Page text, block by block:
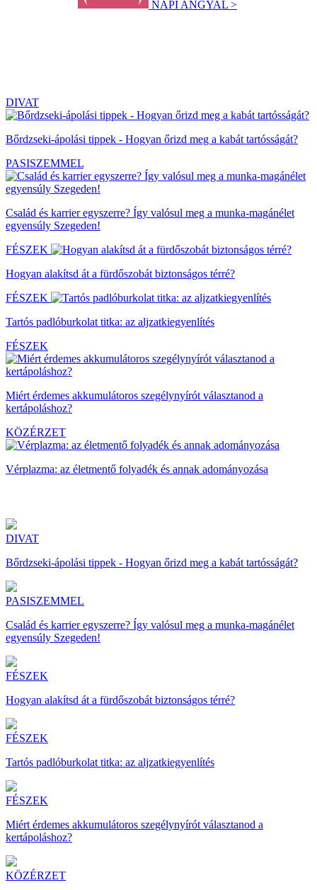
NAPI ANGYAL >
DIVAT
Bőrdzseki-ápolási tippek - Hogyan őrizd meg a kabát tartósságát?
PASISZEMMEL
Család és karrier egyszerre? Így valósul meg a munka-magánélet
egyensúly Szegeden!
FÉSZEK
Hogyan alakítsd át a fürdőszobát biztonságos térré?
FÉSZEK
Tartós padlóburkolat titka: az aljzatkiegyenlítés
FÉSZEK
Miért érdemes akkumulátoros szegélynyírót választanod a
kertápoláshoz?
KÖZÉRZET
Vérplazma: az életmentő folyadék és annak adományozása
DIVAT
Bőrdzseki-ápolási tippek - Hogyan őrizd meg a kabát tartósságát?
PASISZEMMEL
Család és karrier egyszerre? Így valósul meg a munka-magánélet
egyensúly Szegeden!
FÉSZEK
Hogyan alakítsd át a fürdőszobát biztonságos térré?
FÉSZEK
Tartós padlóburkolat titka: az aljzatkiegyenlítés
FÉSZEK
Miért érdemes akkumulátoros szegélynyírót választanod a
kertápoláshoz?
KÖZÉRZET